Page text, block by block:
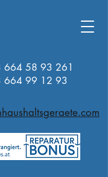
664 58 93 261
664 99 12 93